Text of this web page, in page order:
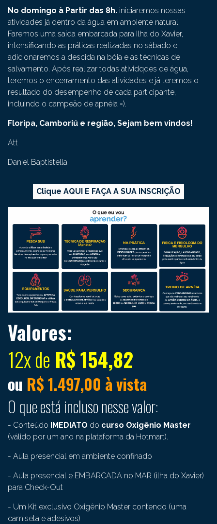
No domingo à Partir das 8h. iniciaremos nossas
atividades já dentro da água em ambiente natural,
Faremos uma saída embarcada para Ilha do Xavier,
intensificando as práticas realizadas no sábado e
adicionaremos a descida na bóia e as técnicas de
salvamento. Após realizar todas atividqdes de água,
teremos o encerramento das atividades e já teremos o
resultado do desempenho de cada participante,
incluindo o campeão de apnéia =).
Floripa, Camboriú e região, Sejam bem vindos!
Att
Daniel Baptistella
Clique AQUI E FAÇA A SUA INSCRIÇÃO
Valores:
12x de R$ 154,82
ou R$ 1.497,00 à vista
O que está incluso nesse valor:
- Conteúdo IMEDIATO do curso Oxigênio Master
(válido por um ano na plataforma da Hotmart).
- Aula presencial em ambiente confinado
- Aula presencial e EMBARCADA no MAR (ilha do Xavier)
para Check-Out
- Um Kit exclusivo Oxigênio Master contendo (uma
camiseta e adesivos)